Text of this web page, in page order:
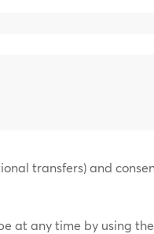
transfers) and
at any time by using